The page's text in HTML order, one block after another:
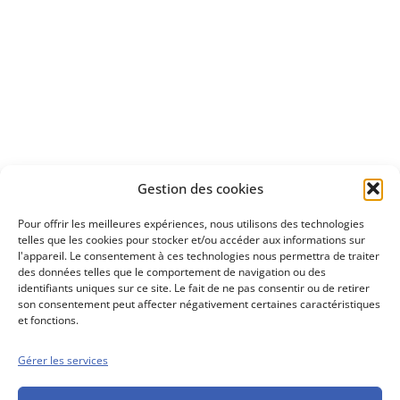
Gestion des cookies
Pour offrir les meilleures expériences, nous utilisons des technologies
telles que les cookies pour stocker et/ou accéder aux informations sur
l'appareil. Le consentement à ces technologies nous permettra de traiter
des données telles que le comportement de navigation ou des
identifiants uniques sur ce site. Le fait de ne pas consentir ou de retirer
son consentement peut affecter négativement certaines caractéristiques
et fonctions.
Gérer les services
Découvrez
Conseils boursiers depuis 1952
Propos Utiles est